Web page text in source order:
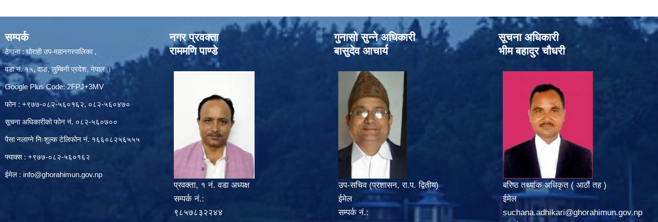
सम्पर्क
ठेगाना : घोराही उप-महानगरपालिका ,
वडा नं. १५, दाङ, लुम्बिनी प्रदेश, नेपाल ।
Google Plus Code: 2FPJ+3MV
फोन : +९७७-०८२-५६०१६२, ०८२-५६०४७०
सूचना अधिकारीको फोन नं. ०८२-५६०७००
पैसा नलाग्ने निःशुल्क टेलिफोन नं. १६६०८२५६५५५
फ्याक्स : +९७७-०८२-५६०१६२
ईमेल : info@ghorahimun.gov.np
नगर प्रवक्ता
राममणि पाण्डे
प्रवक्ता, १ नं. वडा अध्यक्ष
सम्पर्क नं.:
९८५७८३२२४४
गुनासो सुन्‍ने अधिकारी
बासुदेव आचार्य
उप-सचिव (प्रशासन, रा.प. द्वितीय)
ईमेल
सम्पर्क नं.:
सूचना अधिकारी
भीम बहादुर चौधरी
बरिष्ठ तथ्यांक अधिकृत ( आठौं तह )
ईमेल
suchana.adhikari@ghorahimun.gov.np